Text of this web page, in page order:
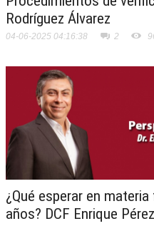
Rodríguez Álvarez
04-06-2025 04:16:38 2
¿Qué esperar en
años? DCF Enrique